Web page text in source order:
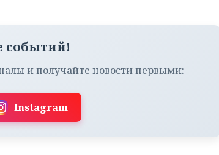
событий!
и получайте новости первыми:
Instagram